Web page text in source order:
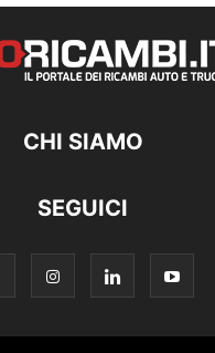
CHI SIAMO
SEGUICI